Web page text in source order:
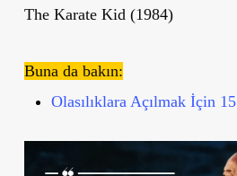
The Karate Kid (1984)
Buna da bakın:
Olasılıklara Açılmak İçin 15